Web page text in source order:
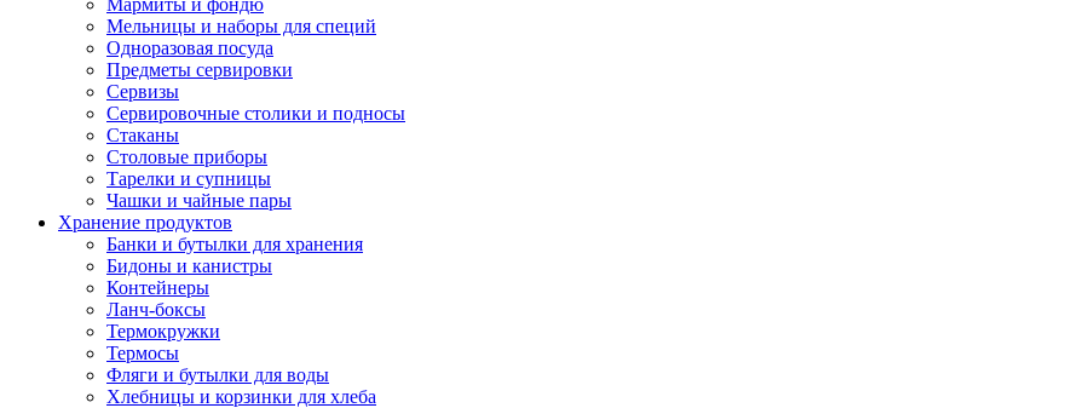
Мармиты и фондю
Мельницы и наборы для специй
Одноразовая посуда
Предметы сервировки
Сервизы
Сервировочные столики и подносы
Стаканы
Столовые приборы
Тарелки и супницы
Чашки и чайные пары
Хранение продуктов
Банки и бутылки для хранения
Бидоны и канистры
Контейнеры
Ланч-боксы
Термокружки
Термосы
Фляги и бутылки для воды
Хлебницы и корзинки для хлеба